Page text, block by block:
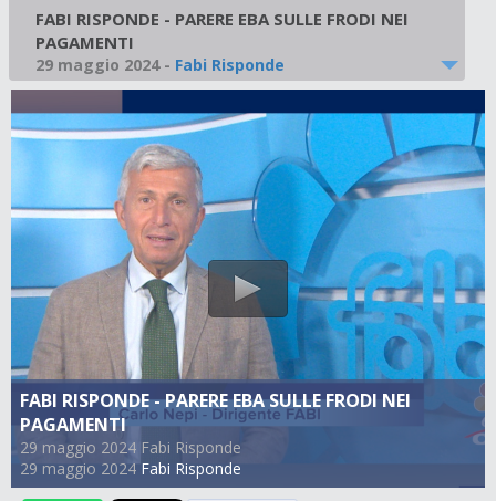
FABI RISPONDE - PARERE EBA SULLE FRODI NEI
PAGAMENTI
29 maggio 2024 Fabi Risponde
29 maggio 2024 Fabi Risponde
FABI RISPONDE - PARERE EBA SULLE FRODI NEI
PAGAMENTI
29 maggio 2024- Fabi Risponde